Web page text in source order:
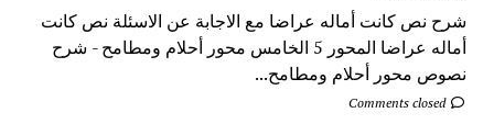
شرح نص كانت أماله عراضا مع الاجابة عن الاسئلة نص كانت
أماله عراضا المحور 5 الخامس محور أحلام ومطامح - شرح
نصوص محور أحلام ومطامح...
Comments closed